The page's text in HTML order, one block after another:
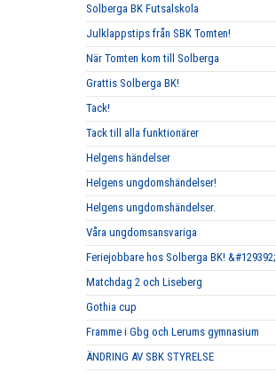
Solberga BK Futsalskola
Julklappstips från SBK Tomten!
När Tomten kom till Solberga
Grattis Solberga BK!
Tack!
Tack till alla funktionärer
Helgens händelser
Helgens ungdomshändelser!
Helgens ungdomshändelser.
Våra ungdomsansvariga
Feriejobbare hos Solberga BK! &#129392;
Matchdag 2 och Liseberg
Gothia cup
Framme i Gbg och Lerums gymnasium
ÄNDRING AV SBK STYRELSE